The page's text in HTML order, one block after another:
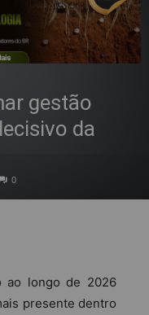
gestão
da
0
ao longo de 2026
presente dentro